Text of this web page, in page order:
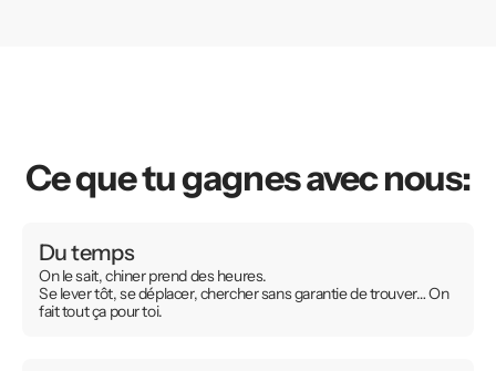
Ce que tu gagnes avec nous:
Du temps
On le sait, chiner prend des heures.
Se lever tôt, se déplacer, chercher sans garantie de trouver… On
fait tout ça pour toi.